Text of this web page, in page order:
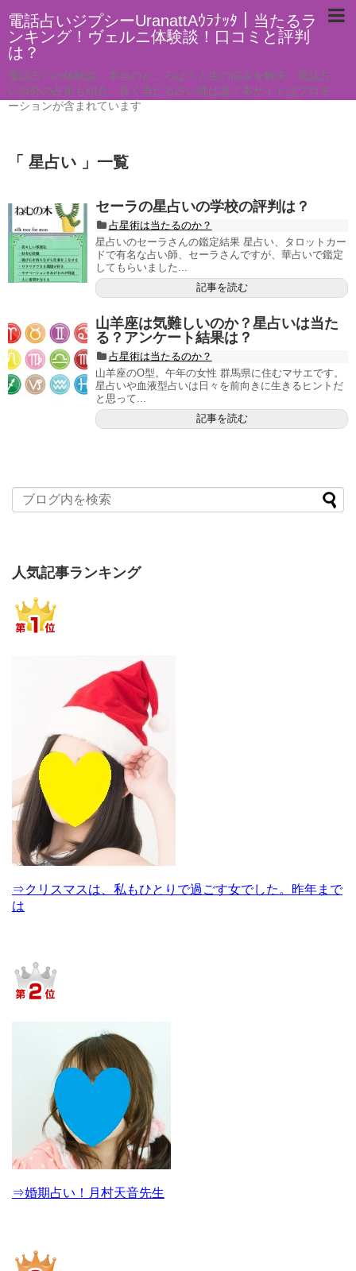
電話占いジプシーUranattAｳﾗﾅｯﾀ｜当たるラ
ンキング！ヴェルニ体験談！口コミと評判
は？
電話占いの体験談。本当のところは？人生の悩みを解決。電話占
い以外の占術も紹介。良く当たる占い師は誰？本サイトはプロモ
ーションが含まれています
「 星占い 」一覧
セーラの星占いの学校の評判は？
占星術は当たるのか？
星占いのセーラさんの鑑定結果 星占い、タロットカー
ドで有名な占い師、セーラさんですが、華占いで鑑定
してもらいました...
記事を読む
山羊座は気難しいのか？星占いは当た
る？アンケート結果は？
占星術は当たるのか？
山羊座のO型。午年の女性 群馬県に住むマサエです。
星占いや血液型占いは日々を前向きに生きるヒントだ
と思って...
記事を読む
人気記事ランキング
⇒クリスマスは、私もひとりで過ごす女でした。昨年まで
は
⇒婚期占い！月村天音先生